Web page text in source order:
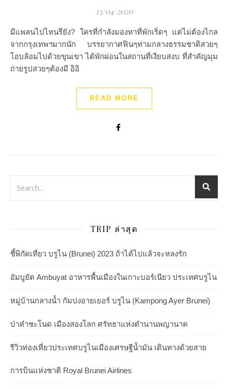
13/04/2020
มีแพลนไปไหนรึยัง? ใครที่กำลังมองหาที่พักเริ่ดๆ แต่ไม่ต้องไกล
จากกรุงเทพฯมากนัก บรรยากาศฟินๆท่ามกลางธรรมชาติสวยๆ
โอบล้อมไปด้วยขุนเขา ได้พักผ่อนในสถานที่เงียบสงบ ที่สำคัญมุม
ถ่ายรูปสวยๆต้องมี อิอิ
READ MORE
TRIP ล่าสุด
ชี้พิกัดเที่ยว บรูไน (Brunei) 2023 ถ้าได้ไปแล้วจะหลงรัก
อัมบูยัต Ambuyat อาหารพื้นเมืองในเกาะบอร์เนียว ประเทศบรูไน
หมู่บ้านกลางน้ำ กัมปงอายเยอร์ บรูไน (Kampong Ayer Brunei)
ป่าคำชะโนด เมืองสองโลก ศรัทธาแห่งตำนานพญานาค
รีวิวท่องเที่ยวประเทศบรูไนเมืองเศรษฐีน้ำมัน เดินทางด้วยสาย
การบินแห่งชาติ Royal Brunei Airlines